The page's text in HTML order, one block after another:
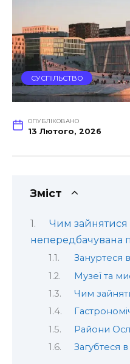
СУСПІЛЬСТВО
ОПУБЛІКОВАНО
13 Лютого, 2026
Зміст
Чим зайнятися
непередбачувана
Зануртеся
Музеї та
Чим
Райони
Загубтеся